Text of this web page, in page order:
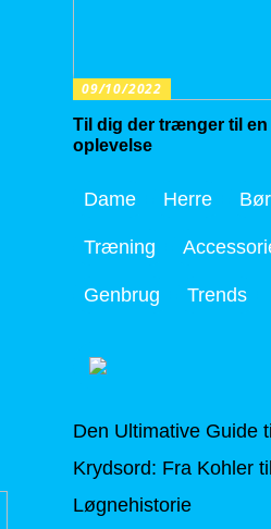
09/10/2022
Til dig der trænger til en
oplevelse
Dame Herre
Træning
Genbrug Trends
Den Ultimative Guide til
Krydsord: Fra Kohler til
Løgnehistorie